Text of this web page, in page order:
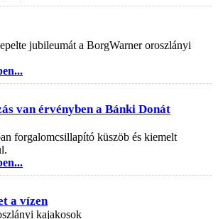
jubileumát a BorgWarner oroszlányi
van érvényben a Bánki Donát
forgalomcsillapító küszöb és kiemelt
a vízen
kajakosok